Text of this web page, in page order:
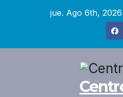
jue. Ago 6th, 2026